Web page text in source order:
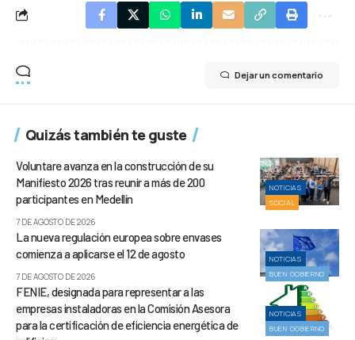
Dejar un comentario
Quizás también te guste
NOTICIAS
SOCIAL
Voluntare avanza en la construcción de su
Manifiesto 2026 tras reunir a más de 200
participantes en Medellín
7 DE AGOSTO DE 2026
NOTICIAS
BUEN GOBIERNO
La nueva regulación europea sobre envases
comienza a aplicarse el 12 de agosto
7 DE AGOSTO DE 2026
NOTICIAS
BUEN GOBIERNO
FENIE, designada para representar a las
empresas instaladoras en la Comisión Asesora
para la certificación de eficiencia energética de